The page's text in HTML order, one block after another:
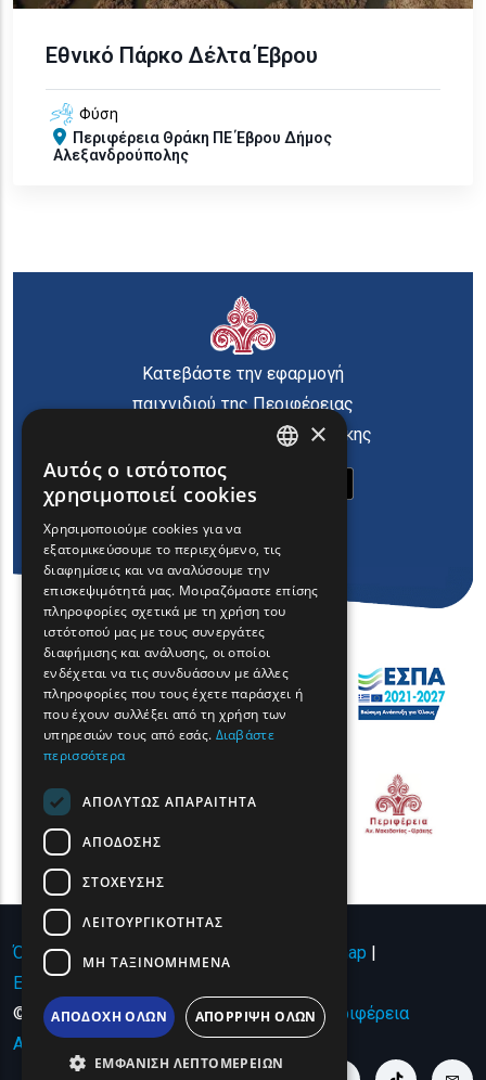
Εθνικό Πάρκο Δέλτα Έβρου
Φύση
Περιφέρεια Θράκη ΠΕ Έβρου Δήμος
Αλεξανδρούπολης
Κατεβάστε την εφαρμογή
παιχνιδιού της Περιφέρειας
Ανατολικής Μακεδονίας Θράκης
Όροι χρήσης | Πολιτική Απορρήτου Sitemap |
Επικοινωνία
© Copyright 2024 - All Rights Reserved Περιφέρεια
Ανατολικής Μακεδονίας και Θράκης.
FRENCH
BULGARIAN
ROMANIAN
TURKISH
×
Αυτός ο ιστότοπος
χρησιμοποιεί cookies
Χρησιμοποιούμε cookies για να
εξατομικεύσουμε το περιεχόμενο, τις
διαφημίσεις και να αναλύσουμε την
επισκεψιμότητά μας. Μοιραζόμαστε επίσης
πληροφορίες σχετικά με τη χρήση του
ιστότοπού μας με τους συνεργάτες
διαφήμισης και ανάλυσης, οι οποίοι
ενδέχεται να τις συνδυάσουν με άλλες
πληροφορίες που τους έχετε παράσχει ή
που έχουν συλλέξει από τη χρήση των
υπηρεσιών τους από εσάς. Διαβάστε
περισσότερα
ΑΠΟΛΎΤΩΣ ΑΠΑΡΑΊΤΗΤΑ
ΑΠΌΔΟΣΗΣ
ΣΤΌΧΕΥΣΗΣ
ΛΕΙΤΟΥΡΓΙΚΌΤΗΤΑΣ
ΜΗ ΤΑΞΙΝΟΜΗΜΈΝΑ
ΑΠΟΔΟΧΉ ΌΛΩΝ ΑΠΌΡΡΙΨΗ ΌΛΩΝ
ΕΜΦΆΝΙΣΗ ΛΕΠΤΟΜΕΡΕΙΏΝ